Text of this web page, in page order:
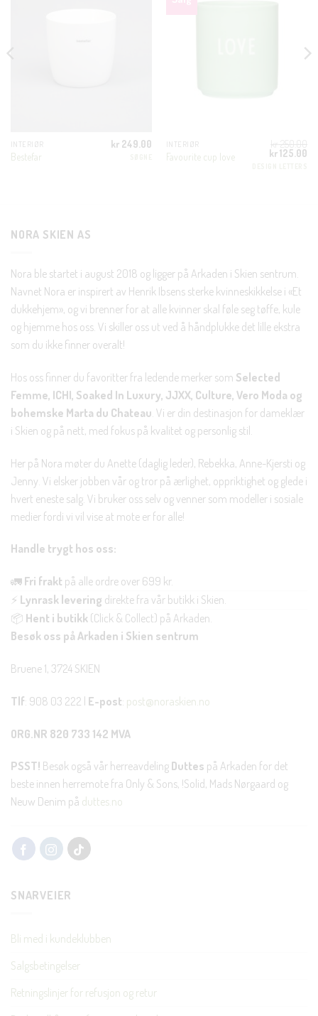
INTERIØR
Bestefar
kr 249.00 INTERIØR
Favourite cup love Opprinnelig
kr125.00
NORA SKIEN AS
Nora ble startet i august 2018 og ligger på Arkaden i Skien sentrum.
Navnet Nora er inspirert av Henrik Ibsens sterke kvinneskikkelse i «Et
dukkehjem», og vi brenner for at alle kvinner skal føle seg tøffe, kule
og hjemme hos oss. Vi skiller oss ut ved å håndplukke det lille ekstra
som du ikke finner overalt!
Hos oss finner du favoritter fra ledende merker som Selected
Femme, ICHI, Soaked In Luxury, JJXX, Culture, Vero Moda og
bohemske Marta du Chateau . Vi er din destinasjon for dameklær
i Skien og på nett, med fokus på kvalitet og personlig stil.
Her på Nora møter du Anette (daglig leder), Rebekka, Anne-Kjersti og
Jenny. Vi elsker jobben vår og tror på ærlighet, oppriktighet og glede i
hvert eneste salg. Vi bruker oss selv og venner som modeller i sosiale
medier fordi vi vil vise at mote er for alle!
Handle trygt hos oss:
🚛 Fri frakt på alle ordre over 699 kr.
⚡ Lynrask levering direkte fra vår butikk i Skien.
📦 Hent i butikk (Click & Collect) på Arkaden.
Besøk oss på Arkaden i Skien sentrum
Bruene 1, 3724 SKIEN
Tlf: 908 03 222 | E-post: post@noraskien.no
ORG.NR 820 733 142 MVA
PSST! Besøk også vår herreavdeling Duttes på Arkaden for det
beste innen herremote fra Only & Sons, !Solid, Mads Nørgaard og
Neuw Denim på duttes.no
SNARVEIER
Bli med i kundeklubben
Salgsbetingelser
Retningslinjer for refusjon og retur
Bli en del av Nora-familien i dag. Som medlem får du 10%
rabatt på din første handel og eksklusive fordeler rett i lomma.
Nei takk, Jeg er ikke interessert